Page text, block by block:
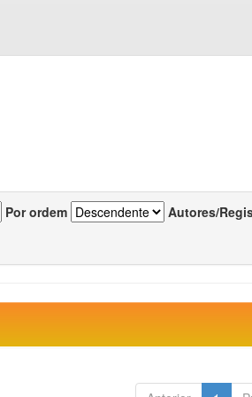
Por ordem Autores/